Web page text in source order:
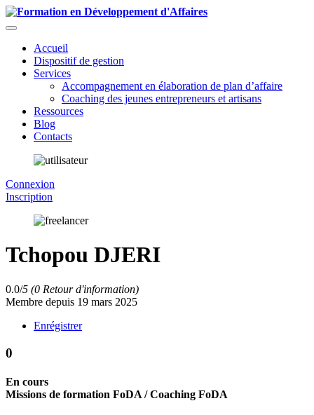
Accueil
Dispositif de gestion
Services
Accompagnement en élaboration de plan d’affaire
Coaching des jeunes entrepreneurs et artisans
Ressources
Blog
Contacts
Connexion
Inscription
Tchopou DJERI
0.0/5 (0 Retour d'information)
Membre depuis 19 mars 2025
Enrégistrer
0
En cours
Missions de formation FoDA / Coaching FoDA